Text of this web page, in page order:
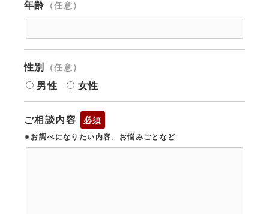
年齢 （任意）
性別 （任意）
男性 女性
ご相談内容 必須
※お調べになりたい内容、お悩みごとなど